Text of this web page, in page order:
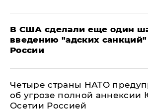
В США сделали еще один
введению "адских санкций"
России
Четыре страны НАТО
об угрозе полной
Осетии Россией